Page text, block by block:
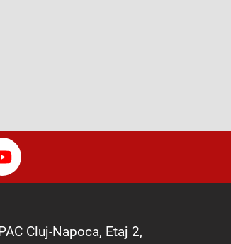
Y
o
u
u
Cluj-Napoca, Etaj 2,